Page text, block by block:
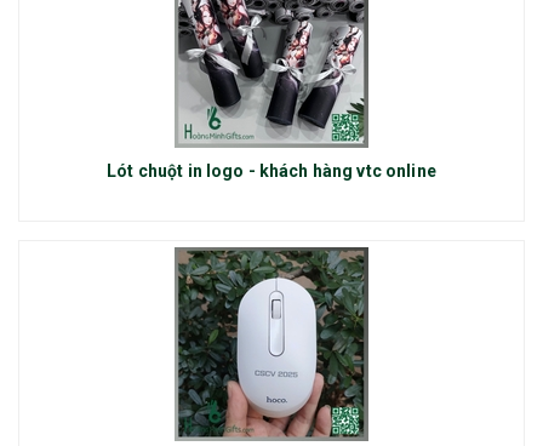
Lót chuột in logo - khách hàng vtc online